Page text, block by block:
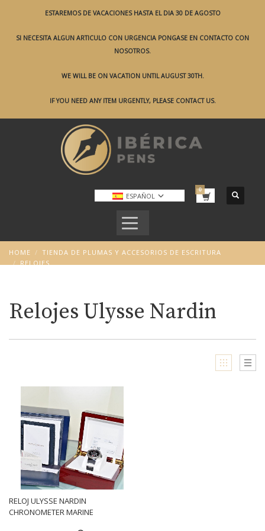
ESTAREMOS DE VACACIONES HASTA EL DIA 30 DE AGOSTO
SI NECESITA ALGUN ARTICULO CON URGENCIA PONGASE EN CONTACTO CON
NOSOTROS.
WE WILL BE ON VACATION UNTIL AUGUST 30TH.
IF YOU NEED ANY ITEM URGENTLY, PLEASE CONTACT US.
ESPAÑOL
HOME
TIENDA DE PLUMAS Y ACCESORIOS DE ESCRITURA
RELOJES
Relojes Ulysse Nardin
RELOJ ULYSSE NARDIN
CHRONOMETER MARINE